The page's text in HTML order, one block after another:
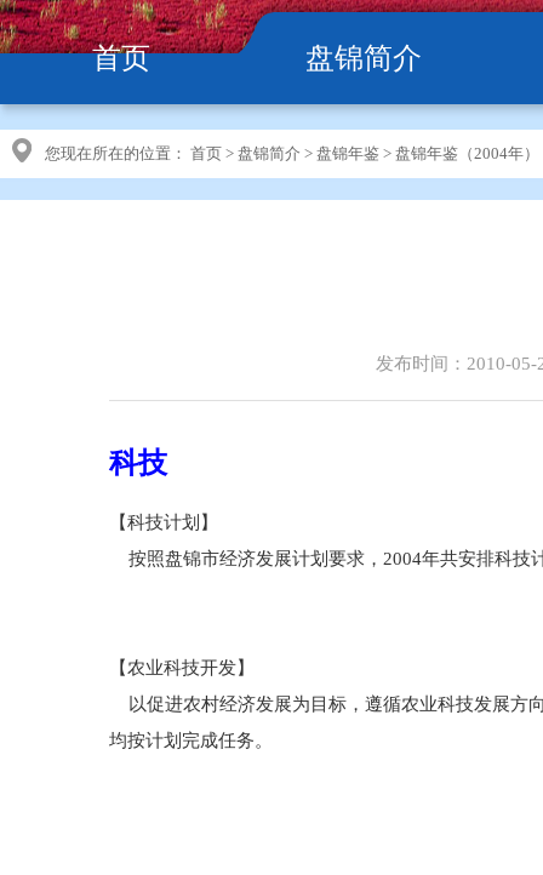
首页 盘锦简介
您现在所在的位置： 首页 > 盘锦简介 > 盘锦年鉴 > 盘锦年鉴（2004年）
发布时间：2010-05-
科技
【科技计划】
按照盘锦市经济发展计划要求，2004年共安排科技
【农业科技开发】
以促进农村经济发展为目标，遵循农业科技发展方
均按计划完成任务。